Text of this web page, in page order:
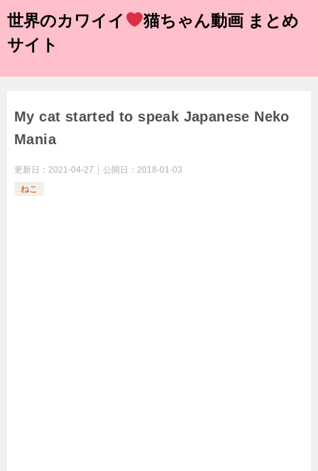
世界のカワイイ
猫ちゃん動画 まとめ
サイト
My cat started to speak Japanese Neko
Mania
更新日： 2021-04-27 公開日： 2018-01-03
ねこ